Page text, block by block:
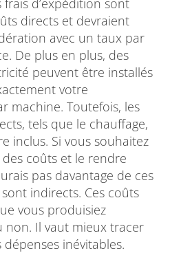
directs et devraient
avec un taux par
De plus en plus, des
peuvent être installés
votre
machine. Toutefois, les
tels que le chauffage,
inclus. Si vous souhaitez
coûts et le rendre
pas davantage de ces
indirects. Ces coûts
vous produisiez
non. Il vaut mieux tracer
inévitables.